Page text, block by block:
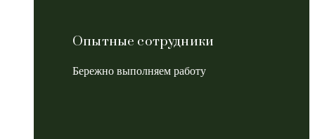
Опытные сотрудники
Бережно выполняем работу